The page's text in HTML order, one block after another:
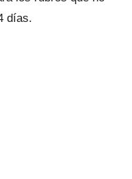
días.